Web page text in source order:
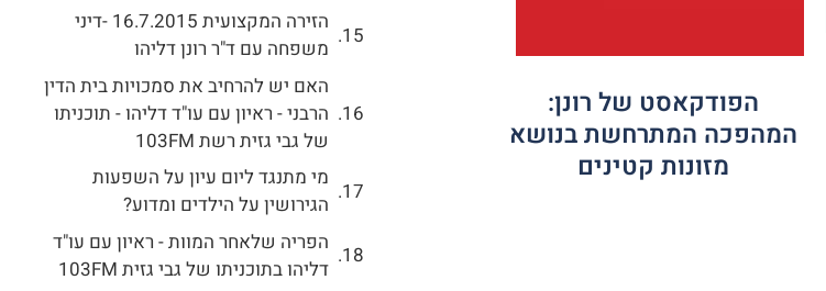
הפודקאסט של רונן:
המהפכה המתרחשת בנושא
מזונות קטינים
הזירה המקצועית 16.7.2015 -דיני
משפחה עם ד"ר רונן דליהו
האם יש להרחיב את סמכויות בית הדין
הרבני - ראיון עם עו"ד דליהו - תוכניתו
של גבי גזית רשת 103FM
מי מתנגד ליום עיון על השפעות
הגירושין על הילדים ומדוע?
הפריה שלאחר המוות - ראיון עם עו"ד
דליהו בתוכניתו של גבי גזית 103FM